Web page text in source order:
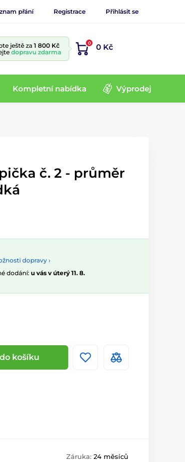
přání Registrace Přihlásit se
ještě za 1 800 Kč
dopravu zdarma
0 0 Kč
Kompletní nabídka Výprodej
č. 2 - průměr
dopravy ›
dodání: u vás v úterý 11. 8.
košíku
Záruka: 24 měsíců